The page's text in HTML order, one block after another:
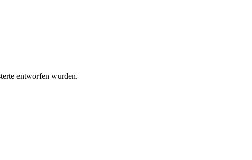
entworfen wurden.